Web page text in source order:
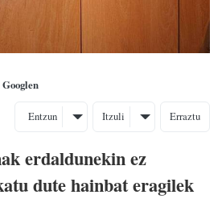
Entzun Itzuli Erraztu
erdaldunekin ez
dute hainbat eragilek